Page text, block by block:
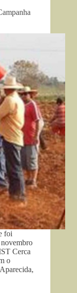
foi
novembro
Cerca
o